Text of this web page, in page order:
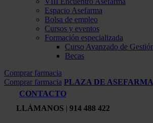
Espacio Asefarma
Bolsa de empleo
Cursos y eventos
Formación especializada
Curso Avanzado de
Becas
Comprar farmacia
Comprar farmacia PLAZA DE ASEFARMA
CONTACTO
LLÁMANOS | 914 488 422